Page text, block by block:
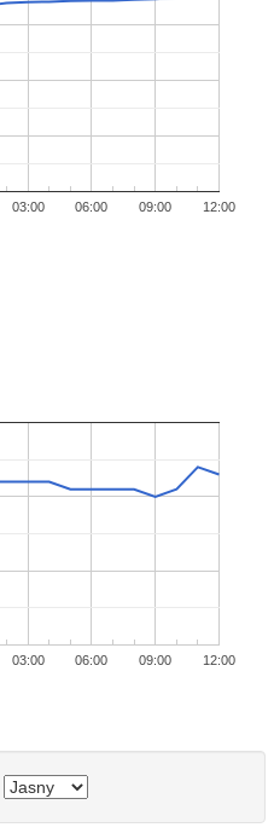
03:00 06:00 09:00 12:00
03:00 06:00 09:00 12:00